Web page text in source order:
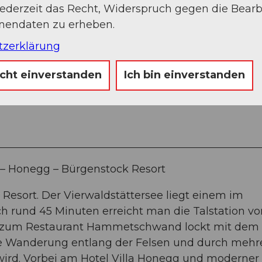
Sep Okt Nov Dez
Honegg – Bürgenstock Resort
Der Vierwaldstättersee liegt einem im
rund 45 Minuten erreicht man die Talstation
Restaurant Hammetschwand lockt mit dem
Wanderung entlang der Felsen und durch
Vorbei am Hotel Villa Honegg und moderner
das Recht, Widerspruch gegen die
zu erheben.
einverstanden Ich bin einverstanden